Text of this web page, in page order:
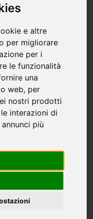
e altre
per migliorare
per i
le funzionalità
una
web, per
nostri prodotti
interazioni di
più
a
rappresenta
chi desidera
città. L'offerta di
selezione tra
e case
sia da
abitativa, sia da
di crescita di